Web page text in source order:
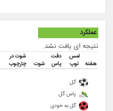
عملکرد
نتیجه ای یافت نشد.
هفته
لمس
توپ
دقت
پاس
شوت
شوت در
چارچوب
گل
پاس گل
گل به خودی